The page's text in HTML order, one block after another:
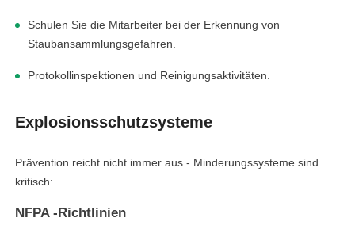
Schulen Sie die Mitarbeiter bei der Erkennung von
Staubansammlungsgefahren.
Protokollinspektionen und Reinigungsaktivitäten.
Explosionsschutzsysteme
Prävention reicht nicht immer aus - Minderungssysteme sind
kritisch:
NFPA -Richtlinien